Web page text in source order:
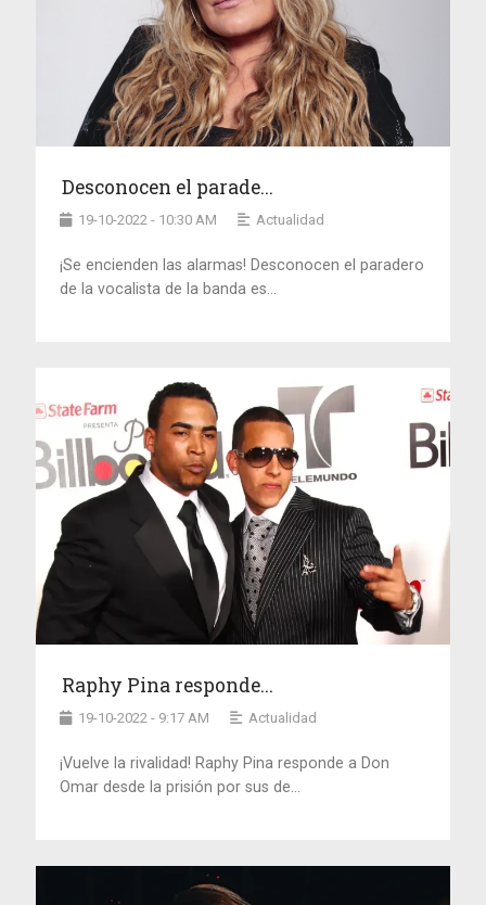
Desconocen el parade...
19-10-2022 - 10:30 AM Actualidad
¡Se encienden las alarmas! Desconocen el paradero
de la vocalista de la banda es...
Raphy Pina responde...
19-10-2022 - 9:17 AM Actualidad
¡Vuelve la rivalidad! Raphy Pina responde a Don
Omar desde la prisión por sus de...